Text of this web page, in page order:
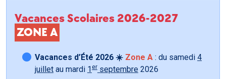
Vacances Scolaires 2026-2027
ZONE A
Vacances d’Été 2026 ☀️ Zone A : du samedi 4
juillet au mardi 1 er septembre 2026